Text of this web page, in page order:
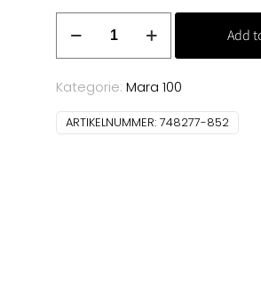
(852)
Menge
Add
Kategorie: Mara 100
ARTIKELNUMMER: 748277-852